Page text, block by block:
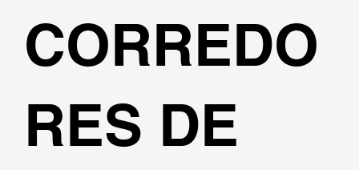
CORREDO
RES DE